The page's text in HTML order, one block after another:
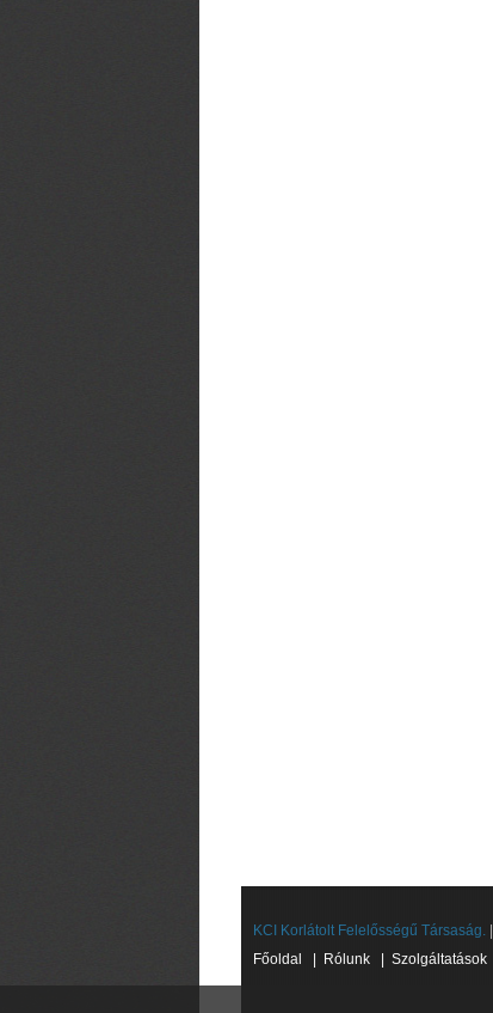
KCI Korlátolt Felelősségű Társaság.
Főoldal
Rólunk Szolgáltatások